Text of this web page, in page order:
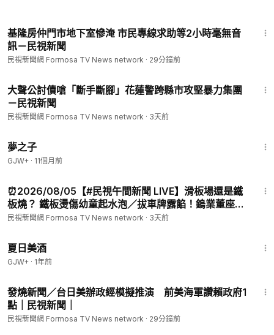
--
📱下載民視新聞APP →
✅ 民視新聞網：https://www.ftvnews.com.tw/
✅ 加入民視LINE：https://lin.ee/jvHY7X4
✅ 訂閱民視IG：
基隆房仲門市地下室慘淹 市民專線求助等2小時毫無音
訊－民視新聞
民視新聞網 Formosa TV News network · 29分鐘前
大聲公討債嗆「斷手斷腳」花蓮警跨縣市攻堅暴力集團
－民視新聞
民視新聞網 Formosa TV News network · 3天前
夢之子
GJW+ · 11個月前
⏰2026/08/05【#民視午間新聞 LIVE】滑板場還是鐵
板燒？ 鐵板燙傷幼童起水泡／拔車牌露餡！鎢業董座命
案 前員工羈押／蔣友柏受訪曝父親唯一要求 「不會用姓
民視新聞網 Formosa TV News network · 3天前
夏日美酒
GJW+ · 1年前
發燒新聞／台日美辦政經模擬推演 前美海軍讚賴政府1
點｜民視新聞｜
民視新聞網 Formosa TV News network · 29分鐘前